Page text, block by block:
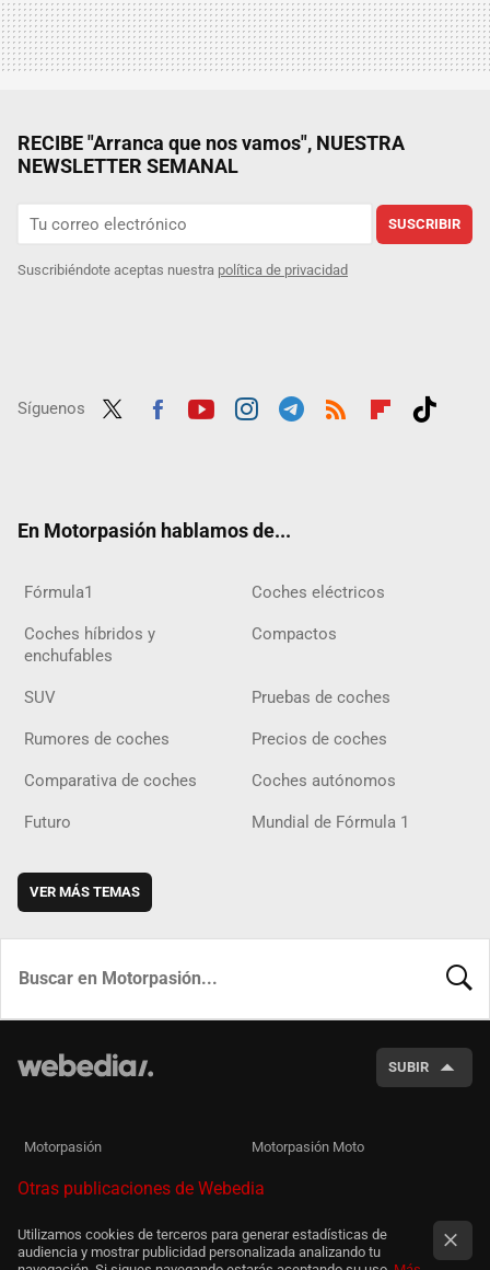
RECIBE "Arranca que nos vamos", NUESTRA
NEWSLETTER SEMANAL
SUSCRIBIR
Suscribiéndote aceptas nuestra política de privacidad
Síguenos
En Motorpasión hablamos de...
Fórmula1 Coches eléctricos
Coches híbridos y
enchufables
Compactos
SUV Pruebas de coches
Rumores de coches Precios de coches
Comparativa de coches Coches autónomos
Futuro Mundial de Fórmula 1
VER MÁS TEMAS
SUBIR
Motorpasión Motorpasión Moto
Otras publicaciones de Webedia
Utilizamos cookies de terceros para generar estadísticas de
audiencia y mostrar publicidad personalizada analizando tu